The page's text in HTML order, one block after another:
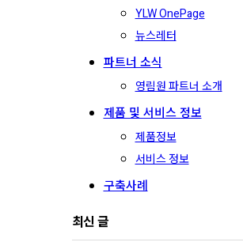
YLW OnePage
뉴스레터
파트너 소식
영림원 파트너 소개
제품 및 서비스 정보
제품정보
서비스 정보
구축사례
최신 글